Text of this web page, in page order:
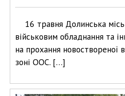
16 травня Долинська
військовим обладнання та
на прохання новоствореної
зоні ООС. […]